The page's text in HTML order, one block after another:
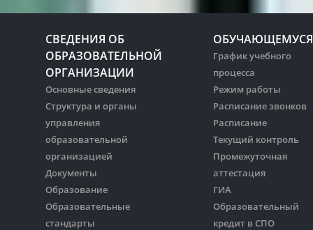
СВЕДЕНИЯ ОБ
ОБРАЗОВАТЕЛЬНОЙ
ОРГАНИЗАЦИИ
Основные сведения
Структура и органы
управления
образовательной
организацией
Документы
Образование
Образовательные
стандарты
ОБУЧАЮЩЕМУСЯ
График учебного
процесса
Режим работы
Расписание звонков
Расписание
Текущий контроль
Промежуточная
аттестация
ГИА
Образовательный
кредит в СПО